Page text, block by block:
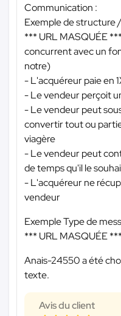
Communication :
Exemple de structure
*** URL MASQUÉE ***
concurrent avec un
notre)
- L'acquéreur paie en
- Le vendeur perçoit
- Le vendeur peut
convertir tout ou
viagère
- Le vendeur peut
de temps qu'il le
- L'acquéreur ne
vendeur
Exemple Type de
*** URL MASQUÉE ***
Anais-24550 a été
texte.
Avis du client